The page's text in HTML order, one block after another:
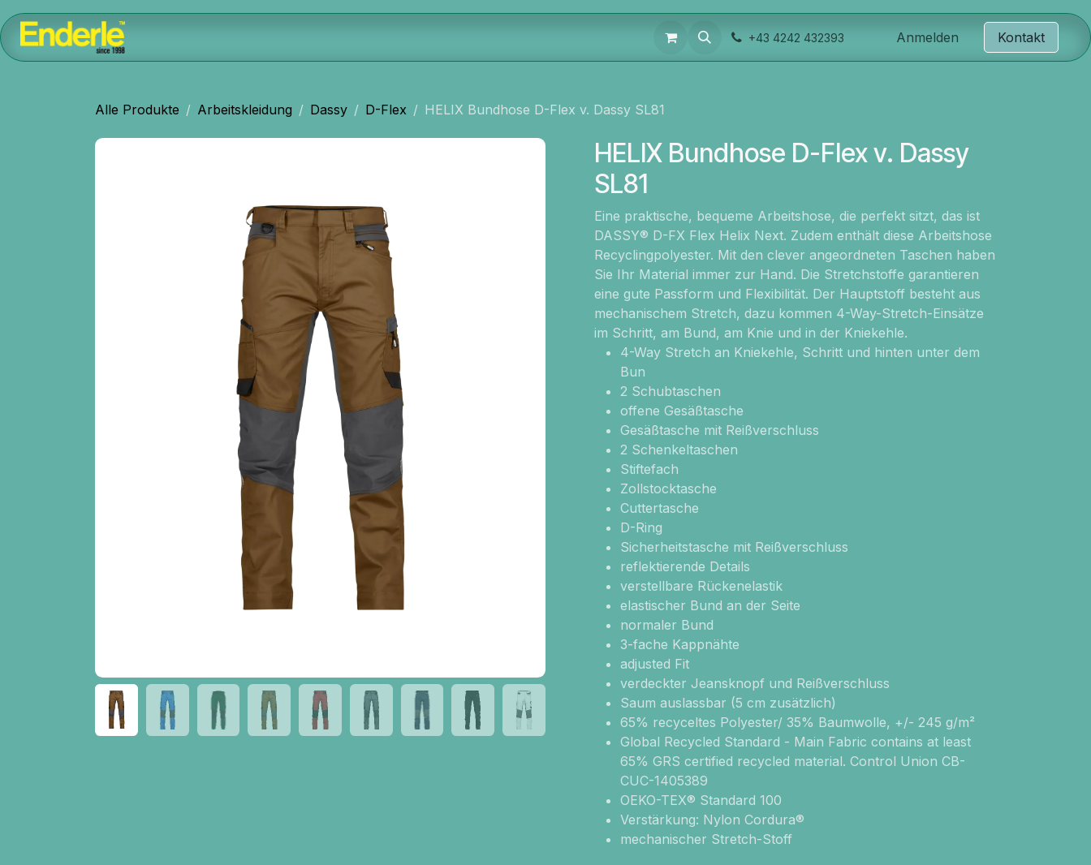
Zum Inhalt springen
+43 4242 432393 Anmelden Kontakt
Alle Produkte Arbeitskleidung Dassy D-Flex HELIX Bundhose D-Flex v. Dassy SL81
HELIX Bundhose D-Flex v. Dassy
SL81
Eine praktische, bequeme Arbeitshose, die perfekt sitzt, das ist
DASSY® D-FX Flex Helix Next. Zudem enthält diese Arbeitshose
Recyclingpolyester. Mit den clever angeordneten Taschen haben
Sie Ihr Material immer zur Hand. Die Stretchstoffe garantieren
eine gute Passform und Flexibilität. Der Hauptstoff besteht aus
mechanischem Stretch, dazu kommen 4-Way-Stretch-Einsätze
im Schritt, am Bund, am Knie und in der Kniekehle.
4-Way Stretch an Kniekehle, Schritt und hinten unter dem
Bun
2 Schubtaschen
offene Gesäßtasche
Gesäßtasche mit Reißverschluss
2 Schenkeltaschen
Stiftefach
Zollstocktasche
Cuttertasche
D-Ring
Sicherheitstasche mit Reißverschluss
reflektierende Details
verstellbare Rückenelastik
elastischer Bund an der Seite
normaler Bund
3-fache Kappnähte
adjusted Fit
verdeckter Jeansknopf und Reißverschluss
Saum auslassbar (5 cm zusätzlich)
65% recyceltes Polyester/ 35% Baumwolle, +/- 245 g/m²
Global Recycled Standard - Main Fabric contains at least
65% GRS certified recycled material. Control Union CB-
CUC-1405389
OEKO-TEX® Standard 100
Verstärkung: Nylon Cordura®
mechanischer Stretch-Stoff